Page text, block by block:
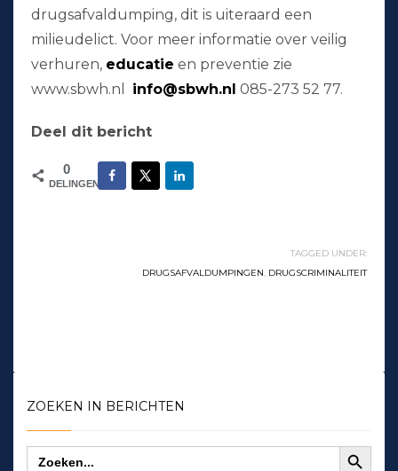
drugsafvaldumping, dit is uiteraard een
milieudelict. Voor meer informatie over veilig
verhuren, educatie en preventie zie
www.sbwh.nl info@sbwh.nl 085-273 52 77.
Deel dit bericht
0
DELINGEN
TAGGED UNDER:
DRUGSAFVALDUMPINGEN, DRUGSCRIMINALITEIT
ZOEKEN IN BERICHTEN
Zoek
naar:
Zoekknop